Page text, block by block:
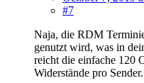
#7
Naja, die RDM
genutzt wird, was in
reicht die einfache 120
Widerstände pro Sender.